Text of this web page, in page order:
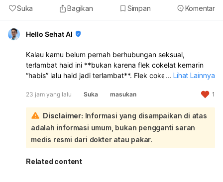
Suka Bagikan Simpan Komentar
Hello Sehat AI
Kalau kamu belum pernah berhubungan seksual,
terlambat haid ini **bukan karena flek cokelat kemarin
“habis” lalu haid jadi terlambat**. Flek cokelat sebelum
kurang tidur, perubahan gaya hidup, atau siklus haid
yang memang sedang tidak teratur**. Jadi kemungkinan
besar flek itu hanya tanda hormon sedang berubah,
bukan penyebab langsung telat haid:
Makan pisang atau makanan tertentutidak terbukti
langsung menghentikan flek atau mempercepat haid.
Yang lebih mungkin berpengaruh adalah kondisi tubuh
... Lihat Lainnya
23 jam yang lalu Suka masukan 1
Disclaimer: Informasi yang disampaikan di atas
adalah informasi umum, bukan pengganti saran
medis resmi dari dokter atau pakar.
Related content